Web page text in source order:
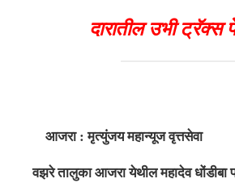
दारातील उभी ट्रॅक्स
आजरा : मृत्युंजय महान्यूज वृत्तसेवा
वझरे तालुका आजरा येथील महादेव धोंडीबा